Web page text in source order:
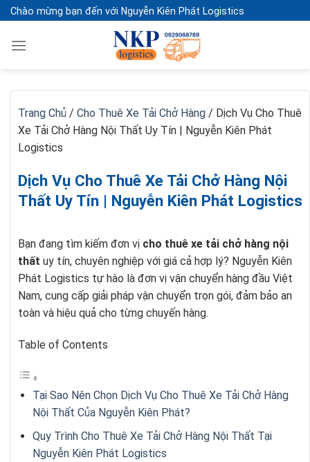
Skip
to
content
Chào mừng bạn đến với Nguyễn Kiên Phát Logistics
Trang Chủ / Cho Thuê Xe Tải Chở Hàng / Dịch Vụ Cho Thuê
Xe Tải Chở Hàng Nội Thất Uy Tín | Nguyễn Kiên Phát
Logistics
Dịch Vụ Cho Thuê Xe Tải Chở Hàng Nội
Thất Uy Tín | Nguyễn Kiên Phát Logistics
Bạn đang tìm kiếm đơn vị cho thuê xe tải chở hàng nội
thất uy tín, chuyên nghiệp với giá cả hợp lý? Nguyễn Kiên
Phát Logistics tự hào là đơn vị vận chuyển hàng đầu Việt
Nam, cung cấp giải pháp vận chuyển trọn gói, đảm bảo an
toàn và hiệu quả cho từng chuyến hàng.
Table of Contents
Tại Sao Nên Chọn Dịch Vụ Cho Thuê Xe Tải Chở Hàng
Nội Thất Của Nguyễn Kiên Phát?
Quy Trình Cho Thuê Xe Tải Chở Hàng Nội Thất Tại
Nguyễn Kiên Phát Logistics